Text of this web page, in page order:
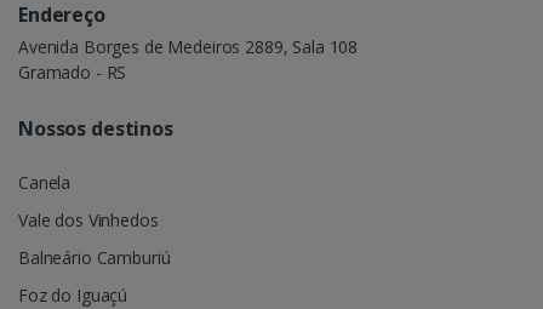
Endereço
Avenida Borges de Medeiros 2889, Sala 108
Gramado - RS
Nossos destinos
Canela
Vale dos Vinhedos
Balneário Camburiú
Foz do Iguaçú